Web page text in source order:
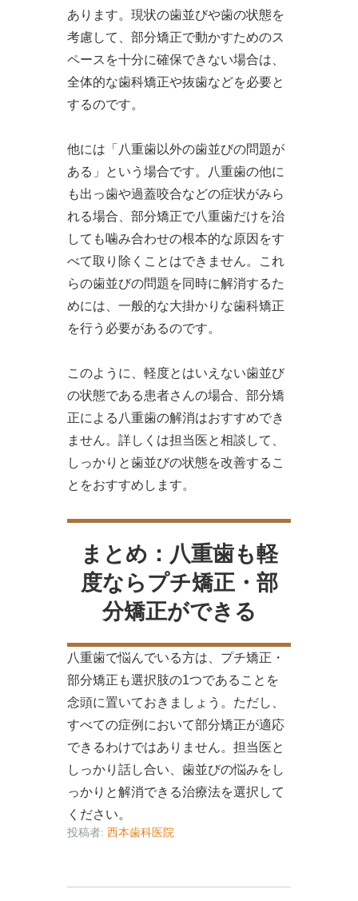
あります。現状の歯並びや歯の状態を
考慮して、部分矯正で動かすためのス
ペースを十分に確保できない場合は、
全体的な歯科矯正や抜歯などを必要と
するのです。
他には「八重歯以外の歯並びの問題が
ある」という場合です。八重歯の他に
も出っ歯や過蓋咬合などの症状がみら
れる場合、部分矯正で八重歯だけを治
しても噛み合わせの根本的な原因をす
べて取り除くことはできません。これ
らの歯並びの問題を同時に解消するた
めには、一般的な大掛かりな歯科矯正
を行う必要があるのです。
このように、軽度とはいえない歯並び
の状態である患者さんの場合、部分矯
正による八重歯の解消はおすすめでき
ません。詳しくは担当医と相談して、
しっかりと歯並びの状態を改善するこ
とをおすすめします。
まとめ：八重歯も軽
度ならプチ矯正・部
分矯正ができる
八重歯で悩んでいる方は、プチ矯正・
部分矯正も選択肢の1つであることを
念頭に置いておきましょう。ただし、
すべての症例において部分矯正が適応
できるわけではありません。担当医と
しっかり話し合い、歯並びの悩みをし
っかりと解消できる治療法を選択して
ください。
投稿者: 西本歯科医院